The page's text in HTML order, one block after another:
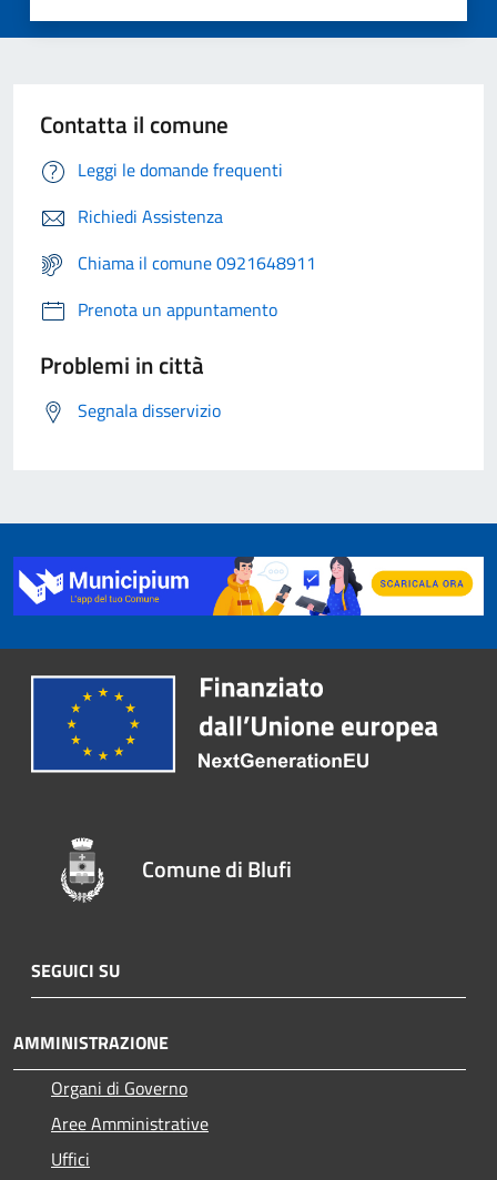
Contatta il comune
Leggi le domande frequenti
Richiedi Assistenza
Chiama il comune 0921648911
Prenota un appuntamento
Problemi in città
Segnala disservizio
Comune di Blufi
SEGUICI SU
AMMINISTRAZIONE
Organi di Governo
Aree Amministrative
Uffici